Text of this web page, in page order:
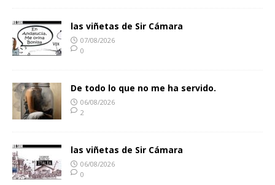
las viñetas de Sir Cámara
07/08/2026
0
De todo lo que no me ha servido.
06/08/2026
2
las viñetas de Sir Cámara
06/08/2026
0